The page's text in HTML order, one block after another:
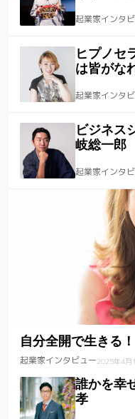
起業家インタ
ヒプノセ
は皆がな
起業家インタ
ビジネス
岐総一郎
起業家インタ
自分全開で生きる
起業家インタビュー2025年4月
誰かを幸
孝